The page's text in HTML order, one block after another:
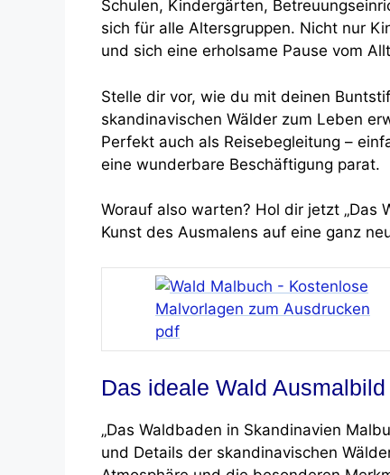
Schulen, Kindergärten,
sich für alle Altersgruppen. Nicht nur
und sich eine erholsame Pause vom
Stelle dir vor, wie du mit deinen
skandinavischen Wälder zum Leben
Perfekt auch als Reisebegleitung –
eine wunderbare Beschäftigung parat.
Worauf also warten? Hol dir jetzt „Das
Kunst des Ausmalens auf eine ganz
Das ideale Wald
„Das Waldbaden in Skandinavien
und Details der skandinavischen